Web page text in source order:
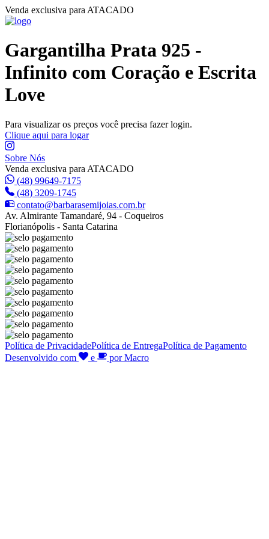
Venda exclusiva para ATACADO
Gargantilha Prata 925 -
Infinito com Coração e Escrita
Love
Para visualizar os preços você precisa fazer login.
Clique aqui para logar
Sobre Nós
Venda exclusiva para ATACADO
(48) 99649-7175
(48) 3209-1745
contato@barbarasemijoias.com.br
Av. Almirante Tamandaré, 94 - Coqueiros
Florianópolis - Santa Catarina
Política de PrivacidadePolítica de EntregaPolítica de Pagamento
Desenvolvido com
e por Macro